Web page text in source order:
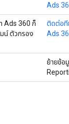
Ads
Ads 360 ก็
น์ ตัวกรอง
ติดต่อที
Ads
ย้ายข้อ